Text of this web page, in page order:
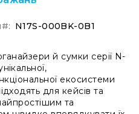
N17S-000BK-0B1
й сумки серії N-
екосистеми
для кейсів та
та